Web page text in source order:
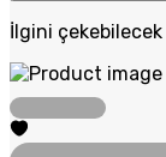
İlgini